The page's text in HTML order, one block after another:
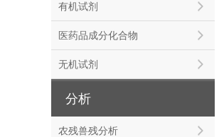
有机试剂
医药品成分化合物
无机试剂
分析
农残兽残分析